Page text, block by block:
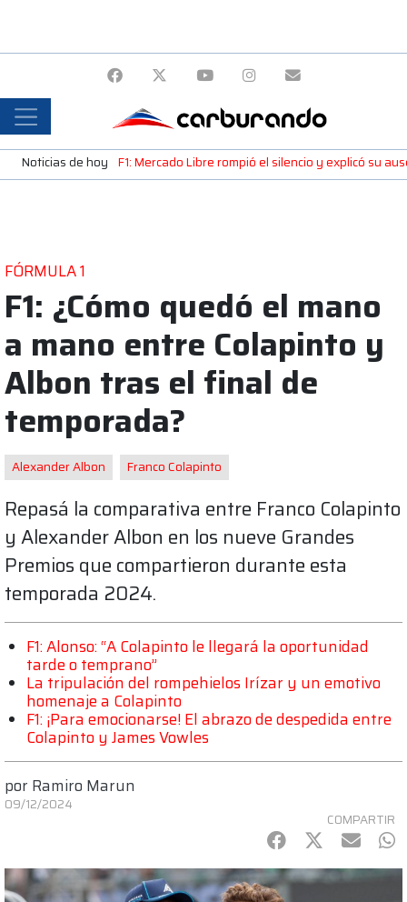
Noticias de hoy F1: Mercado Libre rompió el silencio y explicó su
FÓRMULA 1
F1: ¿Cómo quedó el mano
a mano entre Colapinto y
Albon tras el final de
temporada?
Alexander Albon Franco Colapinto
Repasá la comparativa entre Franco Colapinto
y Alexander Albon en los nueve Grandes
Premios que compartieron durante esta
temporada 2024.
F1: Alonso: “A Colapinto le llegará la oportunidad
tarde o temprano”
La tripulación del rompehielos Irízar y un emotivo
homenaje a Colapinto
F1: ¡Para emocionarse! El abrazo de despedida entre
Colapinto y James Vowles
por Ramiro Marun
09/12/2024
COMPARTIR
Facebook
Twitter
mail